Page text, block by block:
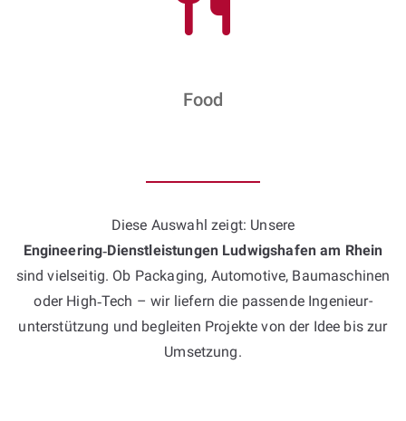
Food
Diese Auswahl zeigt: Unsere
Engineering‑Dienstleistungen Ludwigshafen am Rhein
sind vielseitig. Ob Packaging, Automotive, Baumaschinen
oder High‑Tech – wir liefern die passende Ingenieur­
unterstützung und begleiten Projekte von der Idee bis zur
Umsetzung.